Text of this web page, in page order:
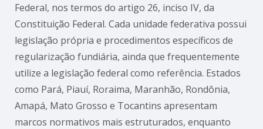
Federal, nos termos do artigo 26, inciso IV, da
Constituição Federal. Cada unidade federativa possui
legislação própria e procedimentos específicos de
regularização fundiária, ainda que frequentemente
utilize a legislação federal como referência. Estados
como Pará, Piauí, Roraima, Maranhão, Rondônia,
Amapá, Mato Grosso e Tocantins apresentam
marcos normativos mais estruturados, enquanto